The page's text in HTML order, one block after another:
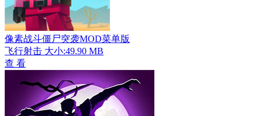
像素战斗僵尸突袭MOD菜单版
飞行射击 大小:49.90 MB
查 看